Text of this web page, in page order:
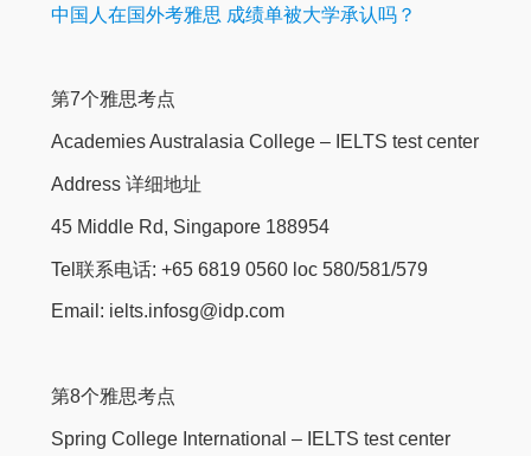
中国人在国外考雅思 成绩单被大学承认吗？
第7个雅思考点
Academies Australasia College – IELTS test center
Address 详细地址
45 Middle Rd, Singapore 188954
Tel联系电话: +65 6819 0560 loc 580/581/579
Email: ielts.infosg@idp.com
第8个雅思考点
Spring College International – IELTS test center